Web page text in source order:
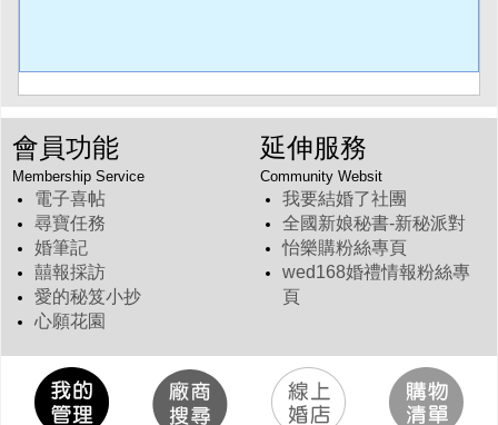
會員功能
Membership Service
電子喜帖
尋寶任務
婚筆記
囍報採訪
愛的秘笈小抄
心願花園
延伸服務
Community Websit
我要結婚了社團
全國新娘秘書-新秘派對
怡樂購粉絲專頁
wed168婚禮情報粉絲專
頁